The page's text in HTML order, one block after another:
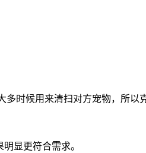
时候用来清扫对方宠物，所以
显更符合需求。